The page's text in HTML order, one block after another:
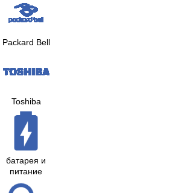
Packard Bell
Toshiba
батарея и
питание